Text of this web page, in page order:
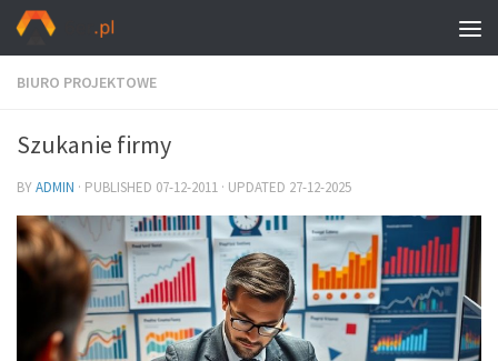
BIURO PROJEKTOWE
Szukanie firmy
BYADMIN · PUBLISHED 07-12-2011 · UPDATED 27-12-2025